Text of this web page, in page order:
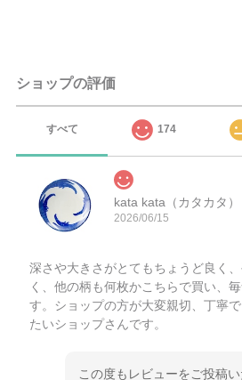
ショップの評価
すべて 174
kata kata（カタカタ
2026/06/15
深さや大きさがとてもちょうど良く
く、他の柄も何枚かこちらで買い、
す。ショップの方が大変親切、丁寧
たいショップさんです。
この度もレビューをご投稿